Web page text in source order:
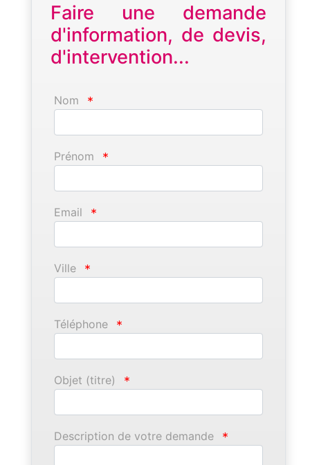
Faire une demande
d'information, de devis,
d'intervention...
Nom *
Prénom *
Email *
Ville *
Téléphone *
Objet (titre) *
Description de votre demande *